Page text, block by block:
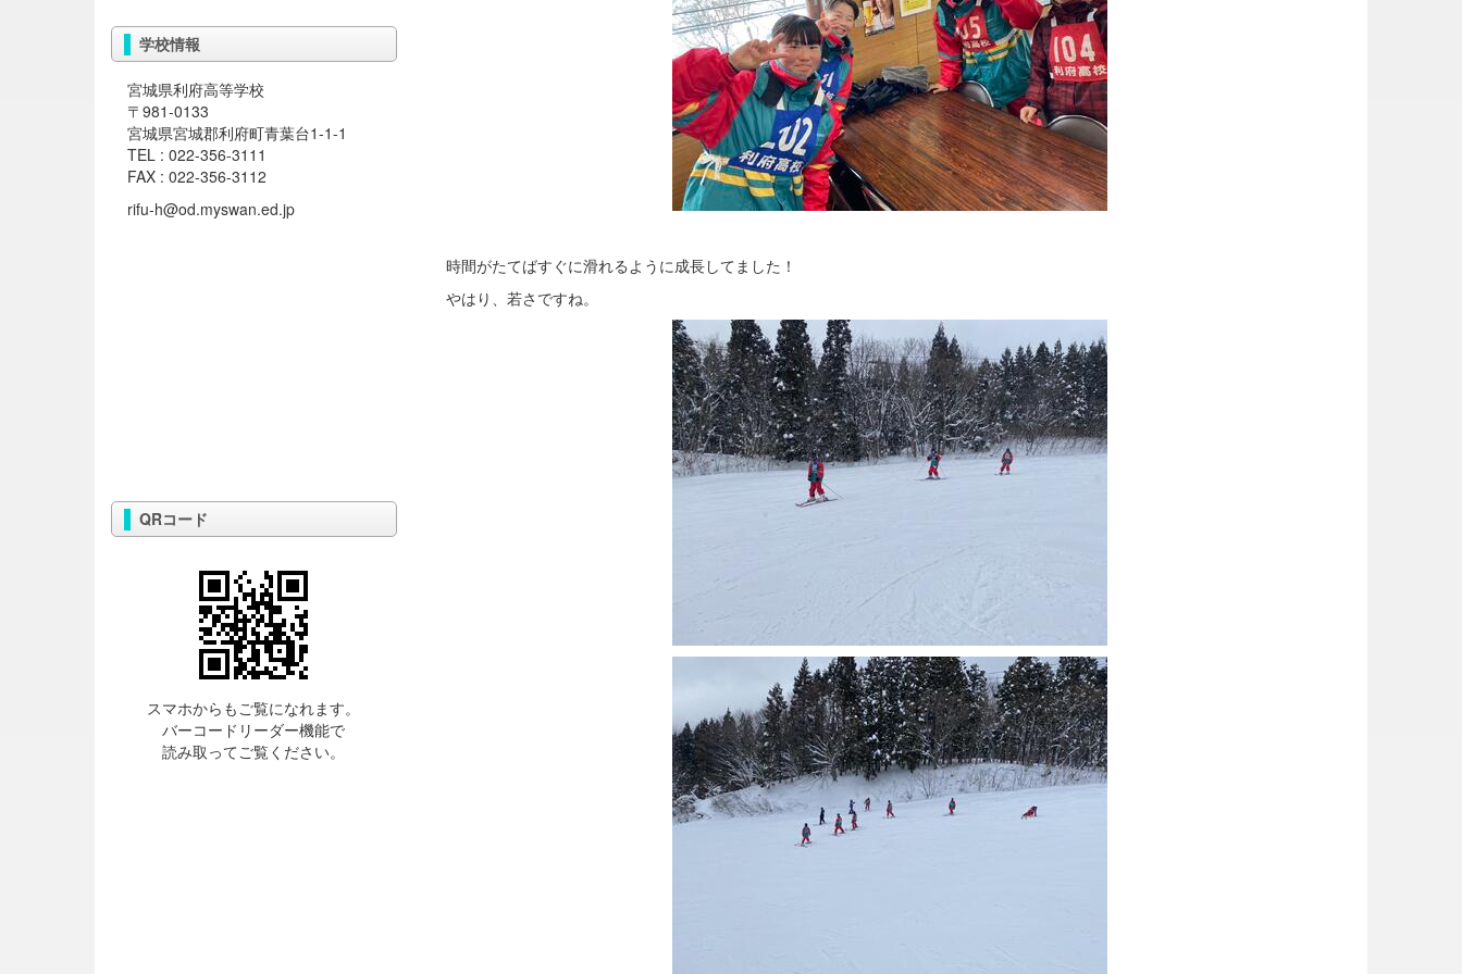
時間がたてばすぐに滑れるように成長してました！
やはり、若さですね。
学校情報
宮城県利府高等学校
〒981-0133
宮城県宮城郡利府町青葉台1-1-1
TEL : 022-356-3111
FAX : 022-356-3112
rifu-h@od.myswan.ed.jp
QRコード
スマホからもご覧になれます。
バーコードリーダー機能で
読み取ってご覧ください。